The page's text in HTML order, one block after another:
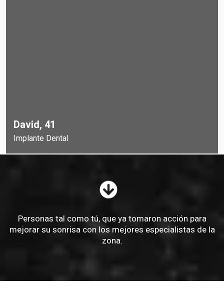
David, 41
Implante Dental
Personas tal como tú, que ya tomaron acción para
mejorar su sonrisa con los mejores especialistas de la
zona.